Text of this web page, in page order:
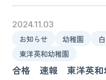
2024.11.03
お知らせ 幼稚園
東洋英和幼稚園
合格 速報 東洋英和